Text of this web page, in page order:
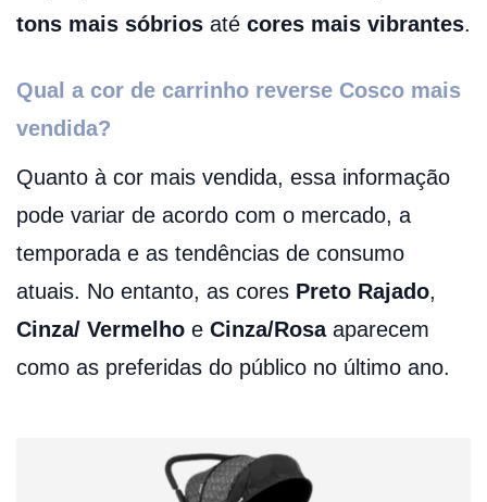
tons mais sóbrios até cores mais vibrantes.
Qual a cor de carrinho reverse Cosco mais
vendida?
Quanto à cor mais vendida, essa informação
pode variar de acordo com o mercado, a
temporada e as tendências de consumo
atuais. No entanto, as cores Preto Rajado,
Cinza/ Vermelho e Cinza/Rosaaparecem
como as preferidas do público no último ano.